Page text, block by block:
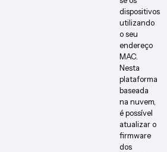
dispositivos
utilizando
o seu
endereço
MAC.
Nesta
plataforma
baseada
na nuvem,
é possível
atualizar o
firmware
dos